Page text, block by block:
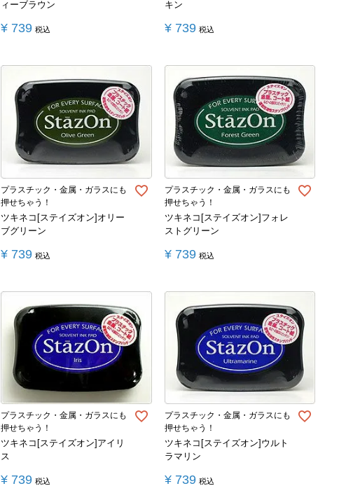
ィーブラウン
¥ 739 税込
キン
¥ 739 税込
プラスチック・金属・ガラスにも
押せちゃう！
ツキネコ[ステイズオン]オリー
ブグリーン
¥ 739 税込
プラスチック・金属・ガラスにも
押せちゃう！
ツキネコ[ステイズオン]フォレ
ストグリーン
¥ 739 税込
プラスチック・金属・ガラスにも
押せちゃう！
ツキネコ[ステイズオン]アイリ
ス
¥ 739 税込
プラスチック・金属・ガラスにも
押せちゃう！
ツキネコ[ステイズオン]ウルト
ラマリン
¥ 739 税込